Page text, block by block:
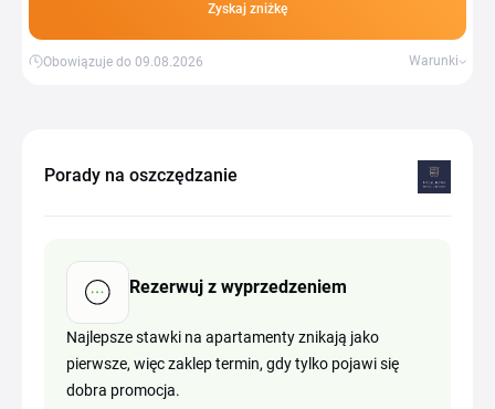
Zyskaj zniżkę
Obowiązuje do 09.08.2026 Warunki
Porady na oszczędzanie
Rezerwuj z wyprzedzeniem
Najlepsze stawki na apartamenty znikają jako
pierwsze, więc zaklep termin, gdy tylko pojawi się
dobra promocja.